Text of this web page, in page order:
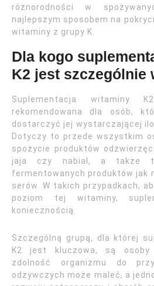
różnorodności w
najlepszym sposobem na
witaminy z grupy K.
Dla kogo
K2 jest szczególnie
Suplementacja witaminy
rekomendowana dla osób,
dostarczyć jej wystarczającej
Dotyczy to przede wszystkim
spożycie produktów
jaja czy nabiał, a także
fermentowanych produktów jak
serów. W takich przypadkach,
poziom tej witaminy,
koniecznością.
Szczególną grupą, dla której
K2 jest kluczowa, są
zdolność organizmu do
odżywczych może maleć, a